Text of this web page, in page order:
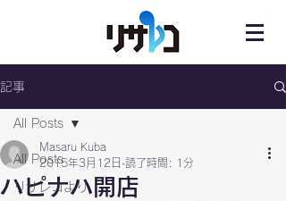
記事
All Posts
リサレコより
All Posts
ハピナハ開店
Masaru Kuba
2015年3月12日 読了時間: 1分